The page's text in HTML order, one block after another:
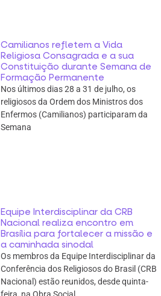
Camilianos refletem a Vida
Religiosa Consagrada e a sua
Constituição durante Semana de
Formação Permanente
Nos últimos dias 28 a 31 de julho, os
religiosos da Ordem dos Ministros dos
Enfermos (Camilianos) participaram da
Semana
Equipe Interdisciplinar da CRB
Nacional realiza encontro em
Brasília para fortalecer a missão e
a caminhada sinodal
Os membros da Equipe Interdisciplinar da
Conferência dos Religiosos do Brasil (CRB
Nacional) estão reunidos, desde quinta-